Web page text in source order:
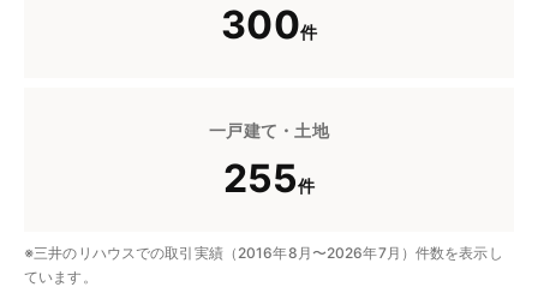
300件
一戸建て・土地
255件
※三井のリハウスでの取引実績（2016年8月〜2026年7月）件数を表示し
ています。